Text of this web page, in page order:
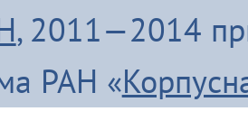
, 2011—2014
РАН «